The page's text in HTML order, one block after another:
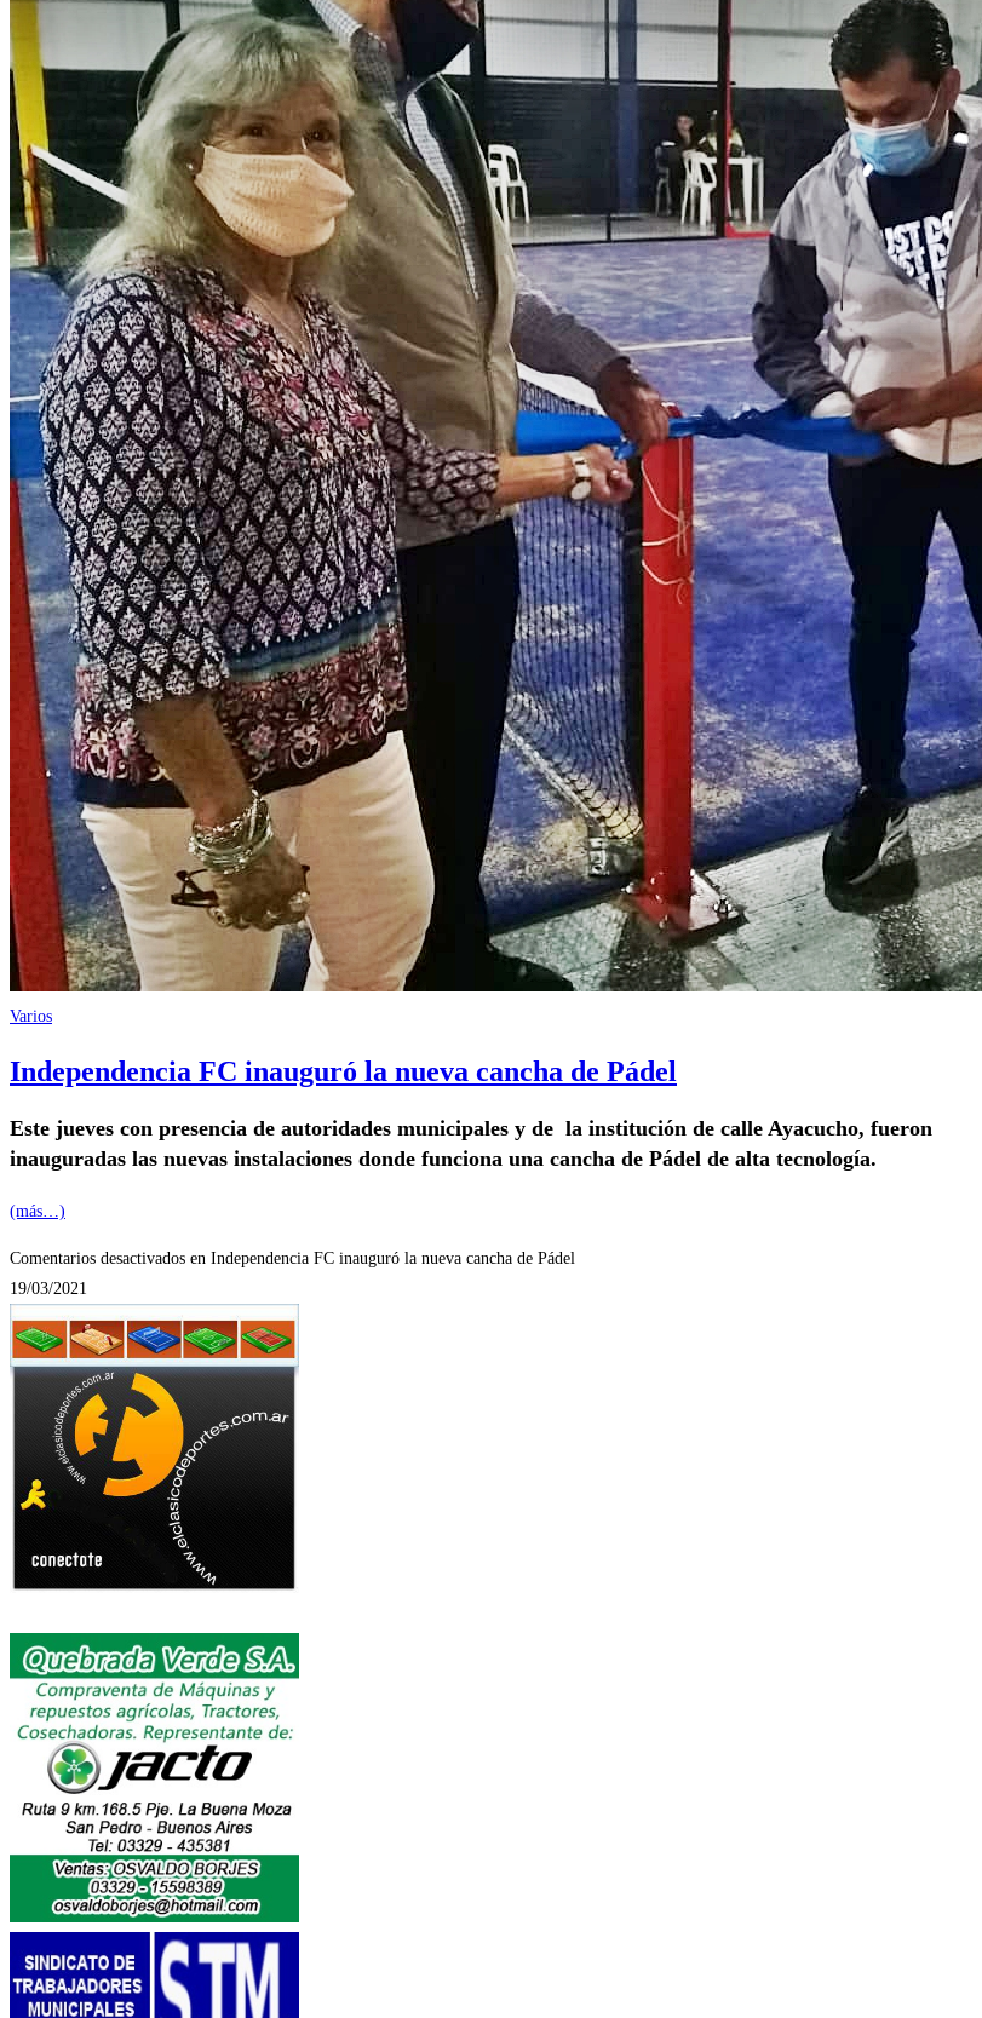
Varios
Independencia FC inauguró la nueva cancha de Pádel
Este jueves con presencia de autoridades municipales y de la institución de calle Ayacucho, fueron
inauguradas las nuevas instalaciones donde funciona una cancha de Pádel de alta tecnología.
(más…)
Comentarios desactivados en Independencia FC inauguró la nueva cancha de Pádel
19/03/2021